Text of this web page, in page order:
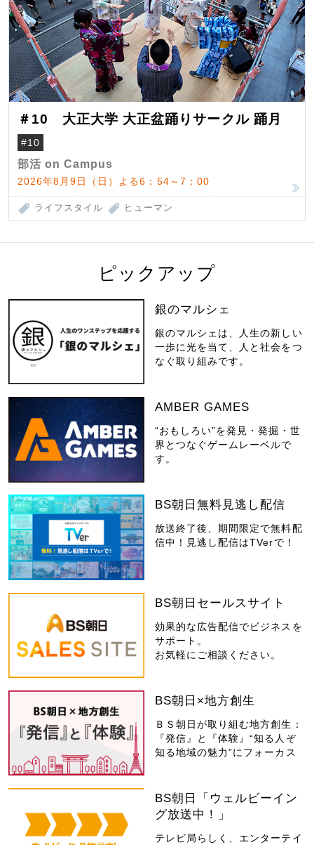
＃10 大正大学 大正盆踊りサークル 踊月
#10
部活 on Campus
2026年8月9日（日）よる6：54～7：00
ライフスタイル ヒューマン
ピックアップ
銀のマルシェ
銀のマルシェは、人生の新しい
一歩に光を当て、人と社会をつ
なぐ取り組みです。
AMBER GAMES
“おもしろい”を発見・発掘・世
界とつなぐゲームレーベルで
す。
BS朝日無料見逃し配信
放送終了後、期間限定で無料配
信中！見逃し配信はTVerで！
BS朝日セールスサイト
効果的な広告配信でビジネスを
サポート。
お気軽にご相談ください。
BS朝日×地方創生
ＢＳ朝日が取り組む地方創生：
『発信』と『体験』“知る人ぞ
知る地域の魅力”にフォーカス
BS朝日「ウェルビーイン
グ放送中！」
テレビ局らしく、エンターテイ